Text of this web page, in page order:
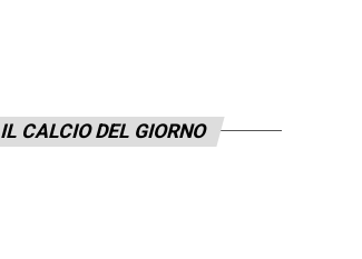
IL CALCIO DEL GIORNO